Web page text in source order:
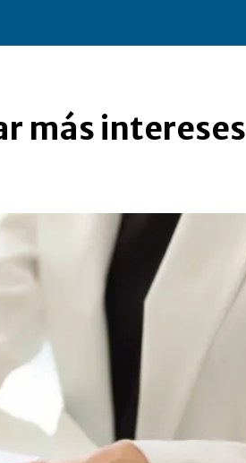
más intereses